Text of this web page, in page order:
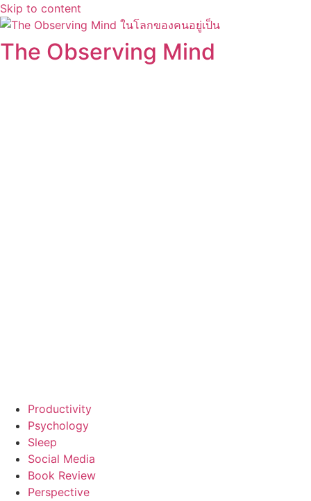
Skip to content
The Observing Mind
Productivity
Psychology
Sleep
Social Media
Book Review
Perspective